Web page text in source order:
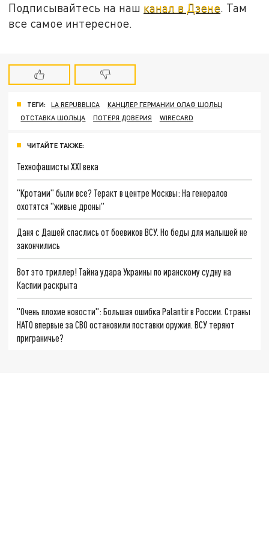
Подписывайтесь на наш канал в Дзене. Там
все самое интересное.
ТЕГИ: LA REPUBBLICA
КАНЦЛЕР ГЕРМАНИИ ОЛАФ ШОЛЬЦ
ОТСТАВКА ШОЛЬЦА
ПОТЕРЯ ДОВЕРИЯ WIRECARD
ЧИТАЙТЕ ТАКЖЕ:
Технофашисты XXI века
"Кротами" были все? Теракт в центре Москвы: На генералов
охотятся "живые дроны"
Даня с Дашей спаслись от боевиков ВСУ. Но беды для малышей не
закончились
Вот это триллер! Тайна удара Украины по иранскому судну на
Каспии раскрыта
"Очень плохие новости": Большая ошибка Palantir в России. Страны
НАТО впервые за СВО остановили поставки оружия. ВСУ теряют
приграничье?